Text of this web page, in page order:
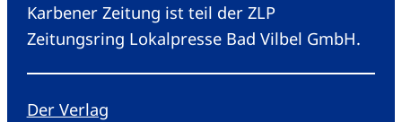
Karbener Zeitung ist teil der ZLP
Zeitungsring Lokalpresse Bad Vilbel GmbH.
Der Verlag